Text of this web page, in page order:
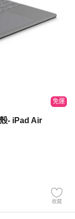
免運
- iPad Air
收藏